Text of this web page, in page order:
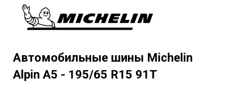
Автомобильные шины Michelin
Alpin A5 - 195/65 R15 91T